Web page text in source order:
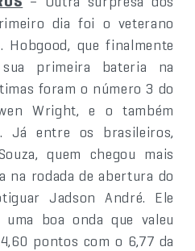
dia foi o veterano
Hobgood, que finalmente
primeira bateria na
foram o número 3 do
Wright, e o também
Já entre os brasileiros,
quem chegou mais
na rodada de abertura do
Jadson André. Ele
boa onda que valeu
pontos com o 6,77 da